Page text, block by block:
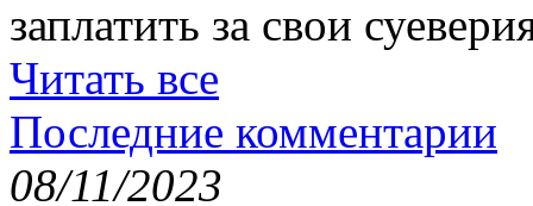
заплатить за свои
Читать все
Последние комментарии
08/11/2023